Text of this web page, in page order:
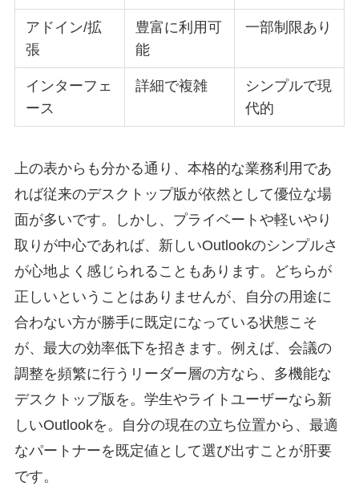
アドイン/拡
張
豊富に利用可
能
一部制限あり
インターフェ
ース
詳細で複雑
シンプルで現
代的
上の表からも分かる通り、本格的な業務利用であ
れば従来のデスクトップ版が依然として優位な場
面が多いです。しかし、プライベートや軽いやり
取りが中心であれば、新しいOutlookのシンプルさ
が心地よく感じられることもあります。どちらが
正しいということはありませんが、自分の用途に
合わない方が勝手に既定になっている状態こそ
が、最大の効率低下を招きます。例えば、会議の
調整を頻繁に行うリーダー層の方なら、多機能な
デスクトップ版を。学生やライトユーザーなら新
しいOutlookを。自分の現在の立ち位置から、最適
なパートナーを既定値として選び出すことが肝要
です。